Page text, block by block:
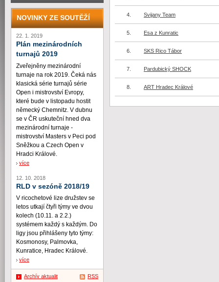
4. Svijany Team
5. Esa z Kunratic
6. SKS Rico Tábor
7. Pardubický SHOCK
8. ART Hradec Králové
NOVINKY ZE SOUTĚŽÍ
22. 1. 2019
Plán mezinárodních
turnajů 2019
Zveřejněny mezinárodní
turnaje na rok 2019. Čeká nás
klasická série turnajů série
Open i mistrovství Evropy,
které bude v listopadu hostit
německý Chemnitz. V dubnu
se v ČR uskuteční hned dva
mezinárodní turnaje -
mistrovství Masters v Peci pod
Sněžkou a Czech Open v
Hradci Králové.
více
12. 10. 2018
RLD v sezóně 2018/19
V ricochetové lize družstev se
letos utkají čtyři týmy ve dvou
kolech (10.11. a 2.2.)
systémem každý s každým. Do
ligy jsou přihlášeny tyto týmy:
Kosmonosy, Palmovka,
Kunratice, Hradec Králové.
více
Archív aktualit RSS